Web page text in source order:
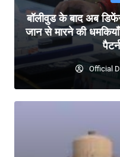
बॉलीवुड के बाद अब
जान से मारने की
Official